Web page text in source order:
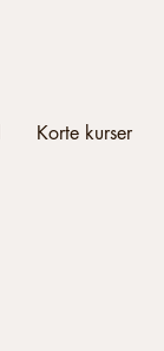
Korte kurser